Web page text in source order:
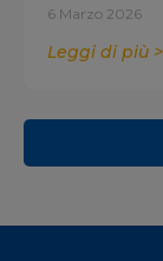
6 Marzo 2026
Leggi di più